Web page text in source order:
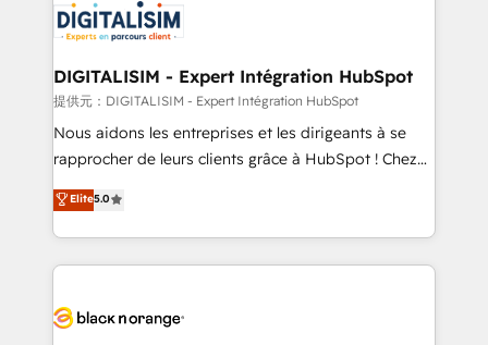
team of 25+ experts Contact us today to help you
get more from your investment in HubSpot.
Implementation partner, we provide expertise to
drive your business forward. Since 2015 we are fully
dedicated to HubSpot and with an experienced
team (50+), we work with reputable companies in
B2B sectors such as manufacturing, SaaS and
business services. We prepare a customized
impact of your digital transformation, including a
detailed financial rationale with a focus on ROI and
embark on a transformational journey that sets your
business up for long-term success. Unlock your
DIGITALISIM - Expert Intégration HubSpot
提供元：DIGITALISIM - Expert Intégration HubSpot
Nous aidons les entreprises et les dirigeants à se
rapprocher de leurs clients grâce à HubSpot ! Chez
DIGITALISIM, nous avons l'intime conviction que la
réussite des entreprises passe par l’innovation web,
le marketing digital, et la relation client ! C'est
pourquoi, nos experts sont à la fois capables de
référencement, votre stratégie digitale et le pilotage
Elite5.0